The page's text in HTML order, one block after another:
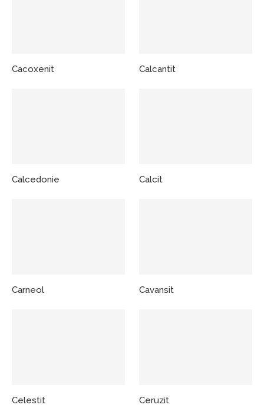
Cacoxenit Calcantit
Calcedonie Calcit
Carneol Cavansit
Celestit Ceruzit